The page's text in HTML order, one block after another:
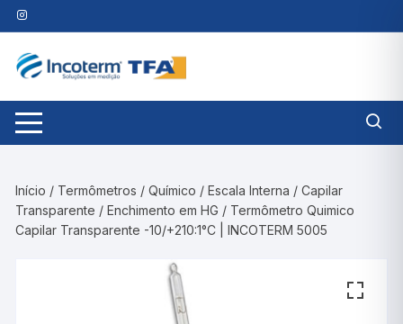
Pular
para
conteúdo
Início / Termômetros /Químico /Escala Interna /Capilar
Transparente /Enchimento em HG / Termômetro Quimico
Capilar Transparente -10/+210:1°C | INCOTERM 5005